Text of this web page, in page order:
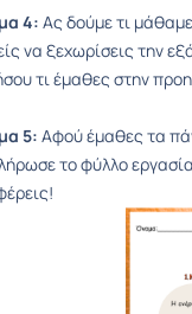
4: Ας δούμε τι
να ξεχωρίσεις την
τι έμαθες στην
5: Αφού έμαθες τα
το φύλλο